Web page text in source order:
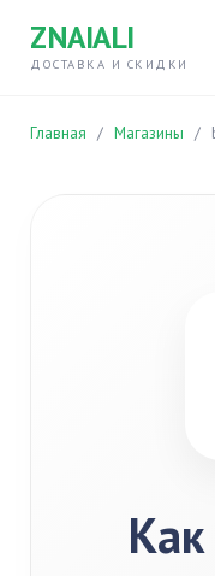
ZNAIALI
ДОСТАВКА И СКИДКИ
Главная / Магазины /